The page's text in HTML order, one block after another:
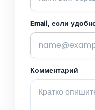
Email, если
Комментарий